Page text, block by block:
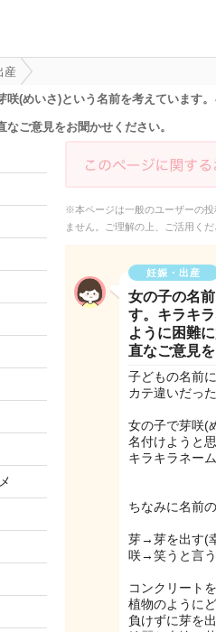
産
咲(めいさ)という名前を考えています
ご意見をお聞かせください。
※本ページは一般のユーザーの投
ません。ご理解の上、ご活用くだ
妊娠・出産
女の子の名
す。キラキ
ように困難
直なご意見
子どもの名前
カテ違いだっ
女の子で芽咲(
名付けようと
キラキラネー
ちなみに名前
芽→芽を出す(
咲→笑うと言
コンクリート
植物のように
負けずに芽を